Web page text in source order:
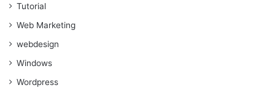
Tutorial
Web Marketing
webdesign
Windows
Wordpress